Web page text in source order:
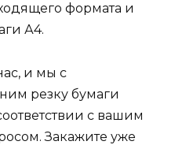
формата и
А4.
и мы с
резку бумаги
с вашим
Закажите уже